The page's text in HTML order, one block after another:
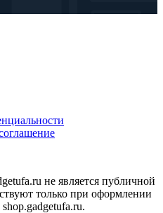
не является публичной
только при оформлении
shop.gadgetufa.ru.